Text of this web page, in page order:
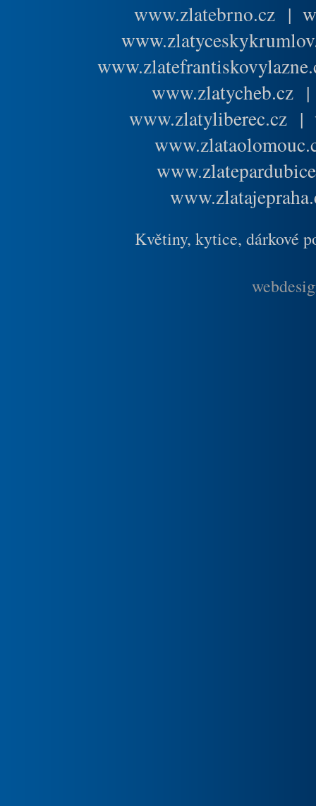
www.zlatebrno.cz |
www.zlatycheb.cz
www.zlatyliberec.cz |
Květiny, kytice, dárkové